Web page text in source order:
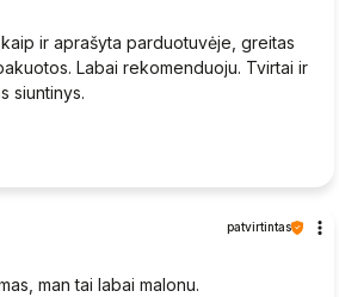
ir aprašyta parduotuvėje, greitas
Labai rekomenduoju. Tvirtai ir
siuntinys.
patvirtintas
man tai labai malonu.